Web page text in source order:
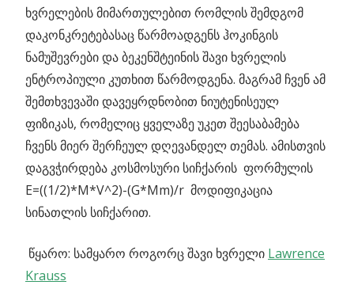
ხვრელების მიმართულებით რომლის შემდგომ
დაკონკრეტებასაც წარმოადგენს ჰოკინგის
ნამუშევრები და ბეკენშტეინის შავი ხვრელის
ენტროპიული კუთხით წარმოდგენა. მაგრამ ჩვენ ამ
შემთხვევაში დავეყრდნობით ნიუტენისეულ
ფიზიკას, რომელიც ყველაზე უკეთ შეესაბამება
ჩვენს მიერ შერჩეულ დღევანდელ თემას. ამისთვის
დაგვჭირდება კოსმოსური სიჩქარის ფორმულის
E=((1/2)*M*V^2)-(G*Mm)/r მოდიფიკაცია
სინათლის სიჩქარით.
წყარო: სამყარო როგორც შავი ხვრელი Lawrence
Krauss